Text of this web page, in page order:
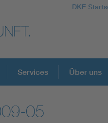
DKE
im
Services Über uns
05